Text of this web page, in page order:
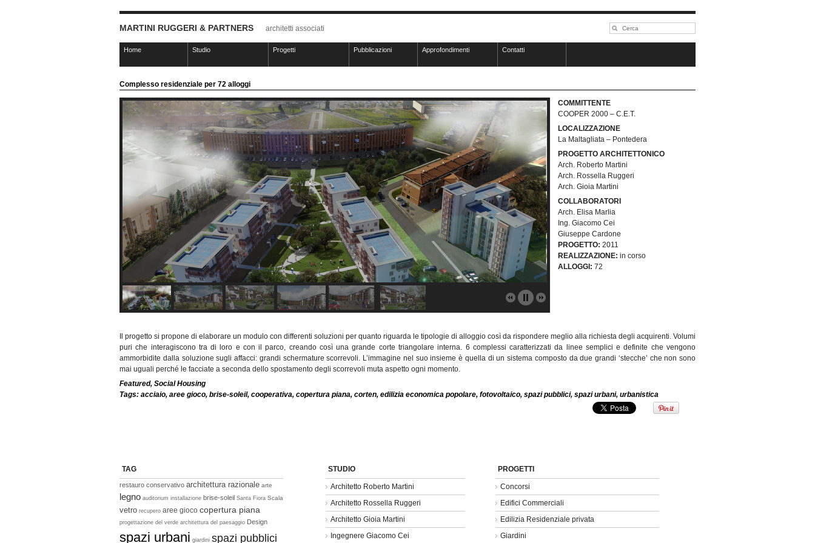
MARTINI RUGGERI & PARTNERS architetti associati
Home Studio Progetti Pubblicazioni Approfondimenti Contatti
Complesso residenziale per 72 alloggi
COMMITTENTE
COOPER 2000 – C.E.T.
LOCALIZZAZIONE
La Maltagliata – Pontedera
PROGETTO ARCHITETTONICO
Arch. Roberto Martini
Arch. Rossella Ruggeri
Arch. Gioia Martini
COLLABORATORI
Arch. Elisa Marlia
Ing. Giacomo Cei
Giuseppe Cardone
PROGETTO: 2011
REALIZZAZIONE: in corso
ALLOGGI: 72
Il progetto si propone di elaborare un modulo con differenti soluzioni per quanto riguarda le tipologie di alloggio così da rispondere meglio alla richiesta degli acquirenti. Volumi
puri che interagiscono tra di loro e con il parco, creando così una grande corte triangolare interna. 6 complessi caratterizzati da linee semplici e definite che vengono
ammorbidite dalla soluzione sugli affacci: grandi schermature scorrevoli. L’immagine nel suo insieme è quella di un sistema composto da due grandi ‘stecche’ che non sono
mai uguali perché le facciate a seconda dello spostamento degli scorrevoli muta aspetto ogni momento.
Featured, Social Housing
Tags: acciaio, aree gioco, brise-soleil, cooperativa, copertura piana, corten, edilizia economica popolare, fotovoltaico, spazi pubblici, spazi urbani, urbanistica
TAG
restauro conservativo architettura razionale arte
legno auditorium installazione brise-soleil Santa Fiora Scala
vetro recupero aree gioco copertura piana
progettazione del verde architettura del paesaggio Design
spazi urbani giardini spazi pubblici
STUDIO
Architetto Roberto Martini
Architetto Rossella Ruggeri
Architetto Gioia Martini
Ingegnere Giacomo Cei
PROGETTI
Concorsi
Edifici Commerciali
Edilizia Residenziale privata
Giardini